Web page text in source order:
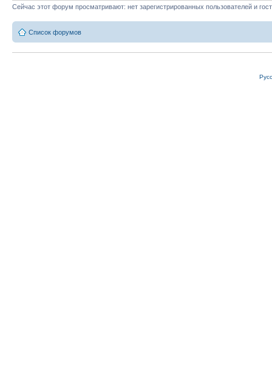
Сейчас этот форум просматривают: нет зарегистрированных пользователей и
Список форумов